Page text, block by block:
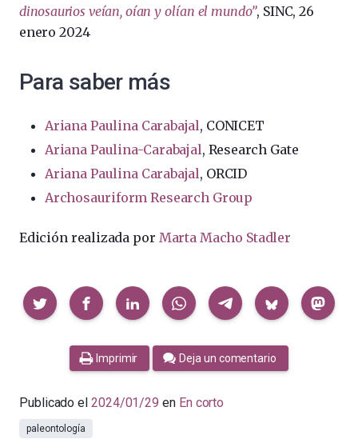
dinosaurios veían, oían y olían el mundo”, SINC, 26
enero 2024
Para saber más
Ariana Paulina Carabajal, CONICET
Ariana Paulina-Carabajal, Research Gate
Ariana Paulina Carabajal, ORCID
Archosauriform Research Group
Edición realizada por Marta Macho Stadler
Compartir
Imprimir Deja un comentario
Publicado el 2024/01/29 en En corto
paleontología